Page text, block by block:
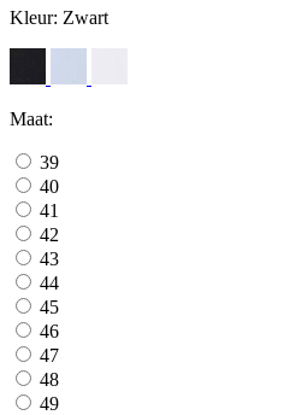
Kleur: Zwart
Maat:
39
40
41
42
43
44
45
46
47
48
49